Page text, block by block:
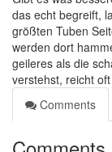
das echt begreift,
größten Tuben
werden dort
geileres als die
verstehst, reicht oft
Comments